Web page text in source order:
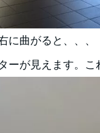
に曲がると、、、
ーが見えます。こ